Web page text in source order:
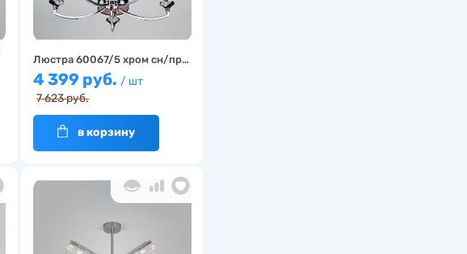
Люстра 60067/5 хром сн/пр…
4 399 руб. / шт
7 623 руб.
в корзину